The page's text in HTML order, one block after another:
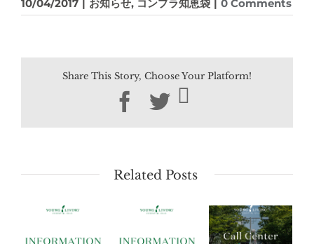
10/04/2017 | お知らせ, コンプラ知恵袋 | 0 Comments
Share This Story, Choose Your Platform!
Facebook
Twitter
Related Posts